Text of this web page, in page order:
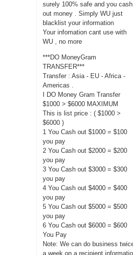
surely 100% safe and you cash
out money . Simply WU just
blacklist your information
Your infomation cant use with
WU , no more
***DO MoneyGram
TRANSFER***
Transfer : Asia - EU - Africa -
Americas .
I DO Money Gram Transfer
$1000 > $6000 MAXIMUM
This is list price : ( $1000 >
$6000 )
1 You Cash out $1000 = $100
you pay
2 You Cash out $2000 = $200
you pay
3 You Cash out $3000 = $300
you pay
4 You Cash out $4000 = $400
you pay
5 You Cash out $5000 = $500
you pay
6 You Cash out $6000 = $600
You Pay
Note: We can do business
a week,on a recipient